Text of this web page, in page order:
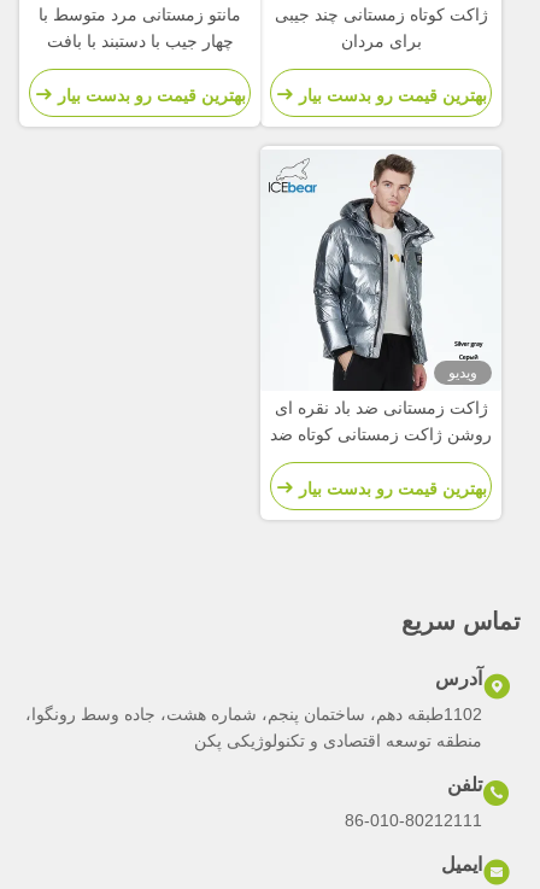
ژاکت کوتاه زمستانی چند جیبی
برای مردان
بهترین قیمت رو بدست بیار
مانتو زمستانی مرد متوسط با
چهار جیب با دستبند با بافت
بهترین قیمت رو بدست بیار
ویدیو
ژاکت زمستانی ضد باد نقره ای
روشن ژاکت زمستانی کوتاه ضد
آب ژاکت زمستانی مردانه
بهترین قیمت رو بدست بیار
تماس سریع
آدرس
1102طبقه دهم، ساختمان پنجم، شماره هشت، جاده وسط رونگوا،
منطقه توسعه اقتصادی و تکنولوژیکی پکن
تلفن
86-010-80212111
ایمیل